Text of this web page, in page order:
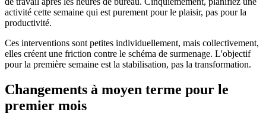
activité cette semaine qui est purement pour le plaisir, pas pour la
productivité.
Ces interventions sont petites individuellement, mais collectivement,
elles créent une friction contre le schéma de surmenage. L'objectif
pour la première semaine est la stabilisation, pas la transformation.
Changements à moyen terme pour le
premier mois